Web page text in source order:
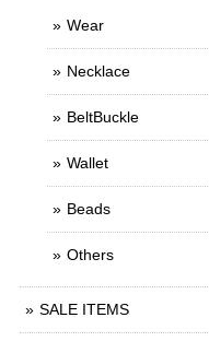
Wear
Necklace
BeltBuckle
Wallet
Beads
Others
SALE ITEMS